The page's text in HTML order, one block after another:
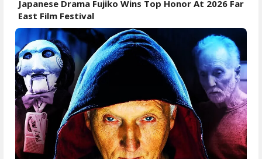
Japanese Drama Fujiko Wins Top Honor At 2026 Far
East Film Festival